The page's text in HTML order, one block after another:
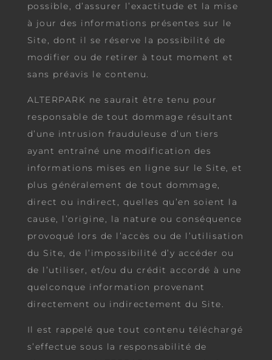
possible, d’assurer l’exactitude et la mise
à jour des informations présentes sur le
Site, dont il se réserve la possibilité de
modifier ou de retirer à tout moment et
sans préavis le contenu.
ALTERPARK ne saurait être tenu pour
responsable de tout dommage résultant
d’une intrusion frauduleuse d’un tiers
ayant entraîné une modification des
informations mises en ligne sur le Site, et
plus généralement de tout dommage,
direct ou indirect, quelles qu’en soient la
cause, l’origine, la nature ou conséquence
provoqué lors de l’accès ou de l’utilisation
du Site, de l’impossibilité d’y accéder ou
de l’utiliser, et/ou du crédit accordé à une
quelconque information provenant
directement ou indirectement du Site.
Il est rappelé que tout contenu téléchargé
s’effectue sous la responsabilité de